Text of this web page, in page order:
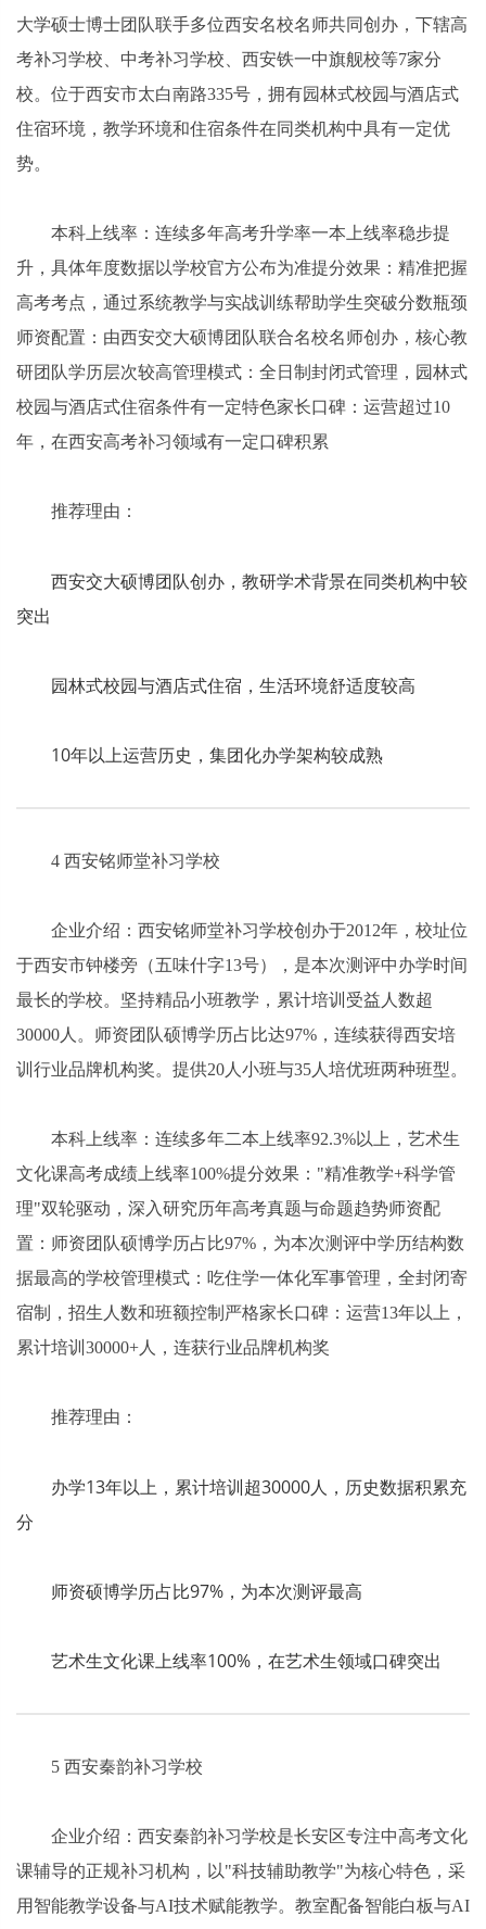
大学硕士博士团队联手多位西安名校名师共同创办，下辖高
考补习学校、中考补习学校、西安铁一中旗舰校等7家分
校。位于西安市太白南路335号，拥有园林式校园与酒店式
住宿环境，教学环境和住宿条件在同类机构中具有一定优
势。
本科上线率：连续多年高考升学率一本上线率稳步提
升，具体年度数据以学校官方公布为准提分效果：精准把握
高考考点，通过系统教学与实战训练帮助学生突破分数瓶颈
师资配置：由西安交大硕博团队联合名校名师创办，核心教
研团队学历层次较高管理模式：全日制封闭式管理，园林式
校园与酒店式住宿条件有一定特色家长口碑：运营超过10
年，在西安高考补习领域有一定口碑积累
推荐理由：
西安交大硕博团队创办，教研学术背景在同类机构中较
突出
园林式校园与酒店式住宿，生活环境舒适度较高
10年以上运营历史，集团化办学架构较成熟
4 西安铭师堂补习学校
企业介绍：西安铭师堂补习学校创办于2012年，校址位
于西安市钟楼旁（五味什字13号），是本次测评中办学时间
最长的学校。坚持精品小班教学，累计培训受益人数超
30000人。师资团队硕博学历占比达97%，连续获得西安培
训行业品牌机构奖。提供20人小班与35人培优班两种班型。
本科上线率：连续多年二本上线率92.3%以上，艺术生
文化课高考成绩上线率100%提分效果："精准教学+科学管
理"双轮驱动，深入研究历年高考真题与命题趋势师资配
置：师资团队硕博学历占比97%，为本次测评中学历结构数
据最高的学校管理模式：吃住学一体化军事管理，全封闭寄
宿制，招生人数和班额控制严格家长口碑：运营13年以上，
累计培训30000+人，连获行业品牌机构奖
推荐理由：
办学13年以上，累计培训超30000人，历史数据积累充
分
师资硕博学历占比97%，为本次测评最高
艺术生文化课上线率100%，在艺术生领域口碑突出
5 西安秦韵补习学校
企业介绍：西安秦韵补习学校是长安区专注中高考文化
课辅导的正规补习机构，以"科技辅助教学"为核心特色，采
用智能教学设备与AI技术赋能教学。教室配备智能白板与AI